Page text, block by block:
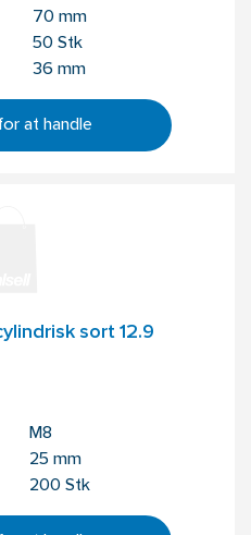
70 mm
50 Stk
36 mm
at handle
sort 12.9
M8
25 mm
200 Stk